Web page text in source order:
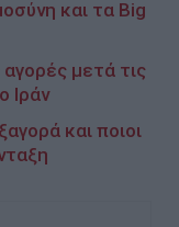
και τα Big
μετά τις
Ιράν
και ποιοι